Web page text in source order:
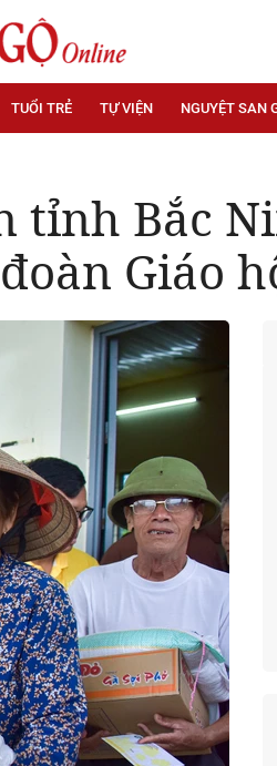
TUỔI TRẺ TỰ VIỆN NGUYỆT SAN
tỉnh Bắc
Giáo